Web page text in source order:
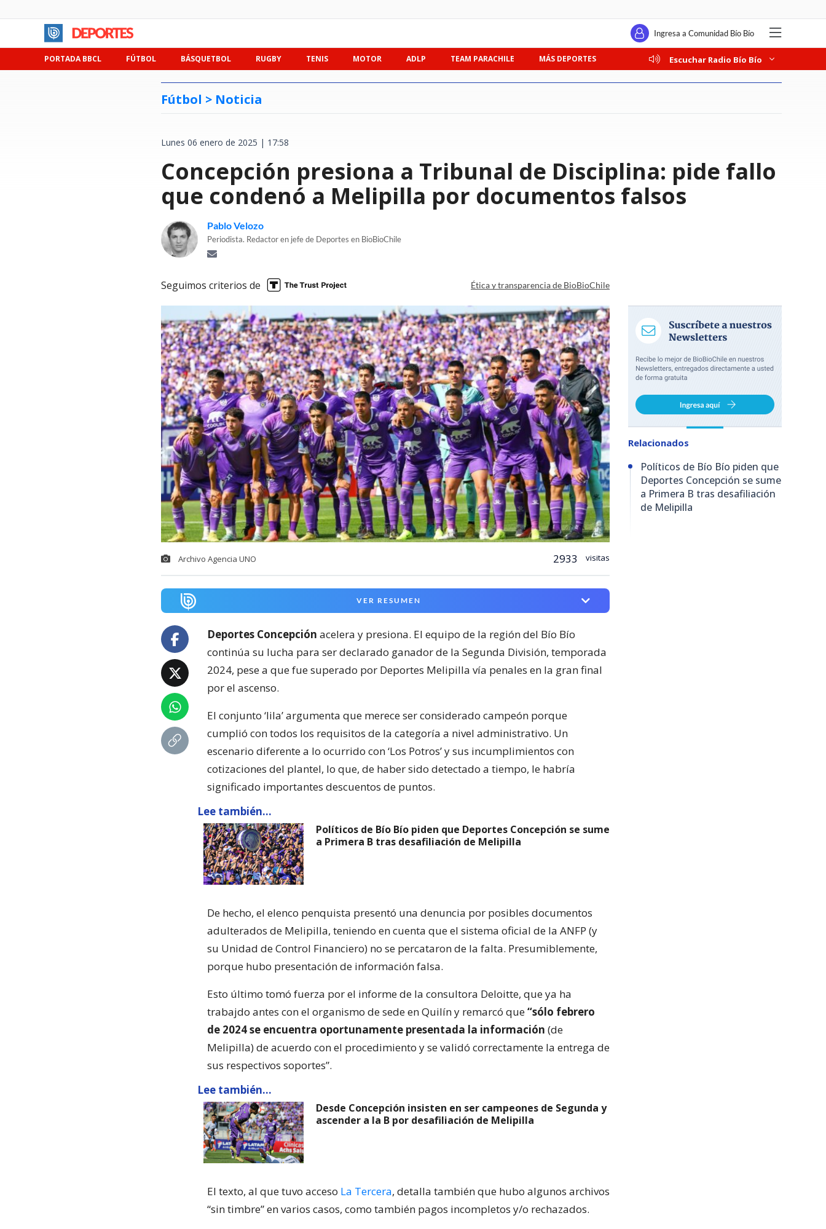
Ingresa a Comunidad Bío Bío
PORTADA BBCL FÚTBOL BÁSQUETBOL RUGBY TENIS MOTOR ADLP TEAM PARACHILE MÁS DEPORTES Escuchar Radio Bío Bío
Fútbol > Noticia
Lunes 06 enero de 2025 | 17:58
Concepción presiona a Tribunal de Disciplina: pide fallo
que condenó a Melipilla por documentos falsos
Pablo Velozo
Periodista. Redactor en jefe de Deportes en BioBioChile
Seguimos criterios de Ética y transparencia de BioBioChile
Archivo Agencia UNO 2933 visitas
VER RESUMEN
Deportes Concepción acelera y presiona. El equipo de la región del Bío Bío
continúa su lucha para ser declarado ganador de la Segunda División, temporada
2024, pese a que fue superado por Deportes Melipilla vía penales en la gran final
por el ascenso.
El conjunto ‘lila’ argumenta que merece ser considerado campeón porque
cumplió con todos los requisitos de la categoría a nivel administrativo. Un
escenario diferente a lo ocurrido con ‘Los Potros’ y sus incumplimientos con
cotizaciones del plantel, lo que, de haber sido detectado a tiempo, le habría
significado importantes descuentos de puntos.
Lee también...
Políticos de Bío Bío piden que Deportes Concepción se sume
a Primera B tras desafiliación de Melipilla
De hecho, el elenco penquista presentó una denuncia por posibles documentos
adulterados de Melipilla, teniendo en cuenta que el sistema oficial de la ANFP (y
su Unidad de Control Financiero) no se percataron de la falta. Presumiblemente,
porque hubo presentación de información falsa.
Esto último tomó fuerza por el informe de la consultora Deloitte, que ya ha
trabajdo antes con el organismo de sede en Quilín y remarcó que“sólo febrero
de 2024 se encuentra oportunamente presentada la información (de
Melipilla) de acuerdo con el procedimiento y se validó correctamente la entrega de
sus respectivos soportes”.
Lee también...
Desde Concepción insisten en ser campeones de Segunda y
ascender a la B por desafiliación de Melipilla
El texto, al que tuvo acceso La Tercera, detalla también que hubo algunos archivos
“sin timbre” en varios casos, como también pagos incompletos y/o rechazados.
Relacionados
Políticos de Bío Bío piden que
Deportes Concepción se sume
a Primera B tras desafiliación
de Melipilla